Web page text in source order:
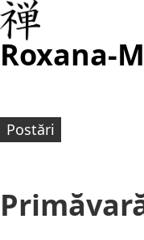
Roxana-
Postări